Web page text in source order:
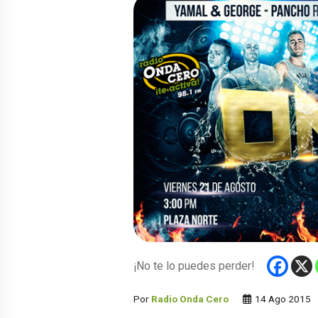
¡No te lo puedes perder!
Por Radio Onda Cero 14 Ago 2015